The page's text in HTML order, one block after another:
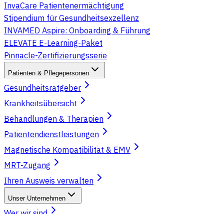
InvaCare Patientenermächtigung
Stipendium für Gesundheitsexzellenz
INVAMED Aspire: Onboarding & Führung
ELEVATE E-Learning-Paket
Pinnacle-Zertifizierungsserie
Patienten & Pflegepersonen
Gesundheitsratgeber
Krankheitsübersicht
Behandlungen & Therapien
Patientendienstleistungen
Magnetische Kompatibilität & EMV
MRT-Zugang
Ihren Ausweis verwalten
Unser Unternehmen